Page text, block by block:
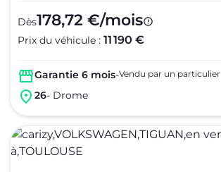
Dès178,72 €/mois
Prix du véhicule : 11 190 €
Garantie 6 mois-Vendu par un particulier
26- Drome